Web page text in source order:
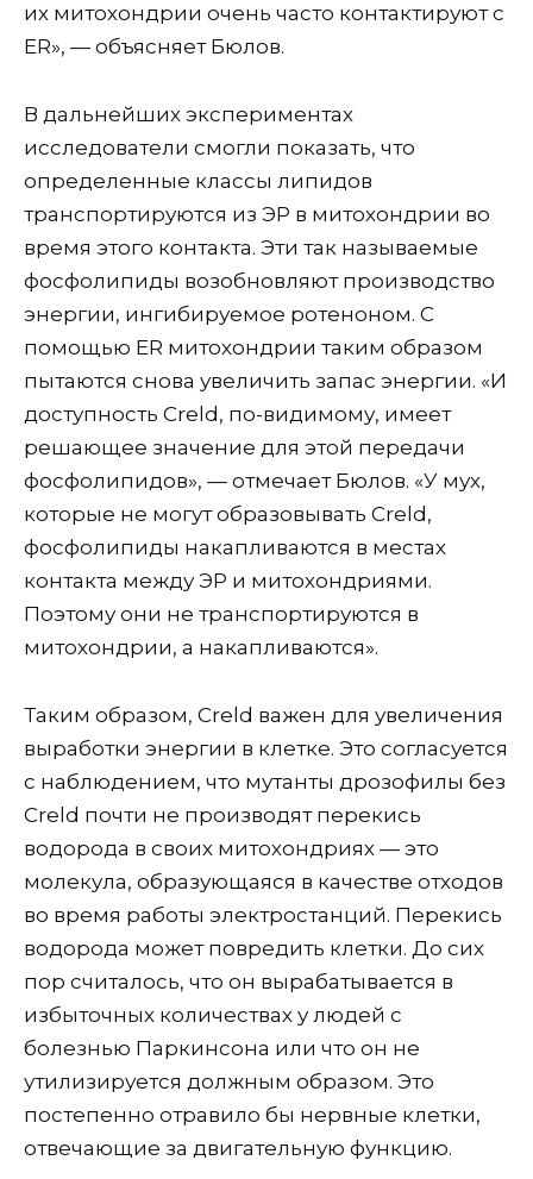
их митохондрии очень часто контактируют с
ER», — объясняет Бюлов.
В дальнейших экспериментах
исследователи смогли показать, что
определенные классы липидов
транспортируются из ЭР в митохондрии во
время этого контакта. Эти так называемые
фосфолипиды возобновляют производство
энергии, ингибируемое ротеноном. С
помощью ER митохондрии таким образом
пытаются снова увеличить запас энергии. «И
доступность Creld, по-видимому, имеет
решающее значение для этой передачи
фосфолипидов», — отмечает Бюлов. «У мух,
которые не могут образовывать Creld,
фосфолипиды накапливаются в местах
контакта между ЭР и митохондриями.
Поэтому они не транспортируются в
митохондрии, а накапливаются».
Таким образом, Creld важен для увеличения
выработки энергии в клетке. Это согласуется
с наблюдением, что мутанты дрозофилы без
Creld почти не производят перекись
водорода в своих митохондриях — это
молекула, образующаяся в качестве отходов
во время работы электростанций. Перекись
водорода может повредить клетки. До сих
пор считалось, что он вырабатывается в
избыточных количествах у людей с
болезнью Паркинсона или что он не
утилизируется должным образом. Это
постепенно отравило бы нервные клетки,
отвечающие за двигательную функцию.